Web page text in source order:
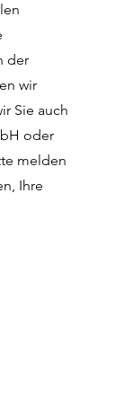
der
wir
Sie auch
oder
melden
Ihre